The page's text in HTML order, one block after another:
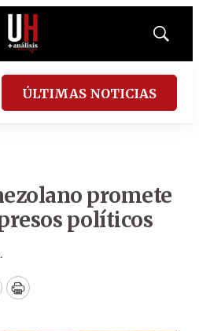
Mostrar
ÚLTIMAS NOTICIAS
promete
políticos
Print